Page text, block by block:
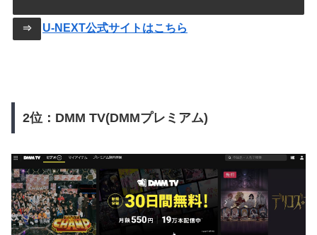
⇒ U-NEXT公式サイトはこちら
2位：DMM TV(DMMプレミアム)